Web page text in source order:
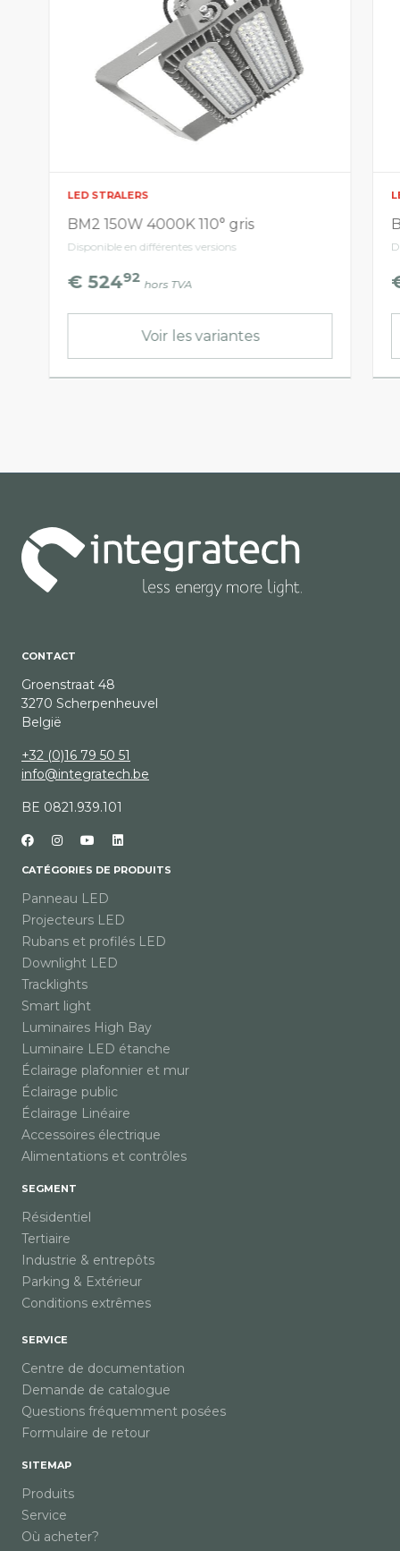
LED STRALERS
BM2 150W 4000K 110° gris
Disponible en différentes versions
€ 52492 hors TVA
Voir les variantes
CONTACT
Groenstraat 48
3270 Scherpenheuvel
België
+32 (0)16 79 50 51
info@integratech.be
BE 0821.939.101
CATÉGORIES DE PRODUITS
Panneau LED
Projecteurs LED
Rubans et profilés LED
Downlight LED
Tracklights
Smart light
Luminaires High Bay
Luminaire LED étanche
Éclairage plafonnier et mur
Éclairage public
Éclairage Linéaire
Accessoires électrique
Alimentations et contrôles
SEGMENT
Résidentiel
Tertiaire
Industrie & entrepôts
Parking & Extérieur
Conditions extrêmes
SERVICE
Centre de documentation
Demande de catalogue
Questions fréquemment posées
Formulaire de retour
SITEMAP
Produits
Service
Où acheter?